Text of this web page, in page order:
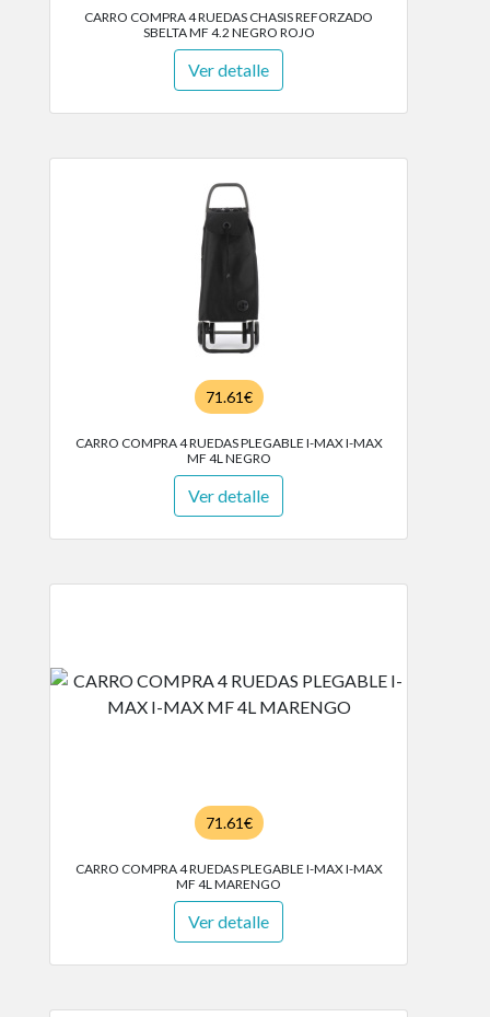
CARRO COMPRA 4 RUEDAS CHASIS REFORZADO
SBELTA MF 4.2 NEGRO ROJO
Ver detalle
71.61€
CARRO COMPRA 4 RUEDAS PLEGABLE I-MAX I-MAX
MF 4L NEGRO
Ver detalle
71.61€
CARRO COMPRA 4 RUEDAS PLEGABLE I-MAX I-MAX
MF 4L MARENGO
Ver detalle